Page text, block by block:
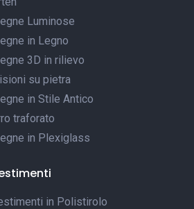
Luminose
in Legno
3D in rilievo
su pietra
in Stile Antico
traforato
in Plexiglass
in Polistirolo